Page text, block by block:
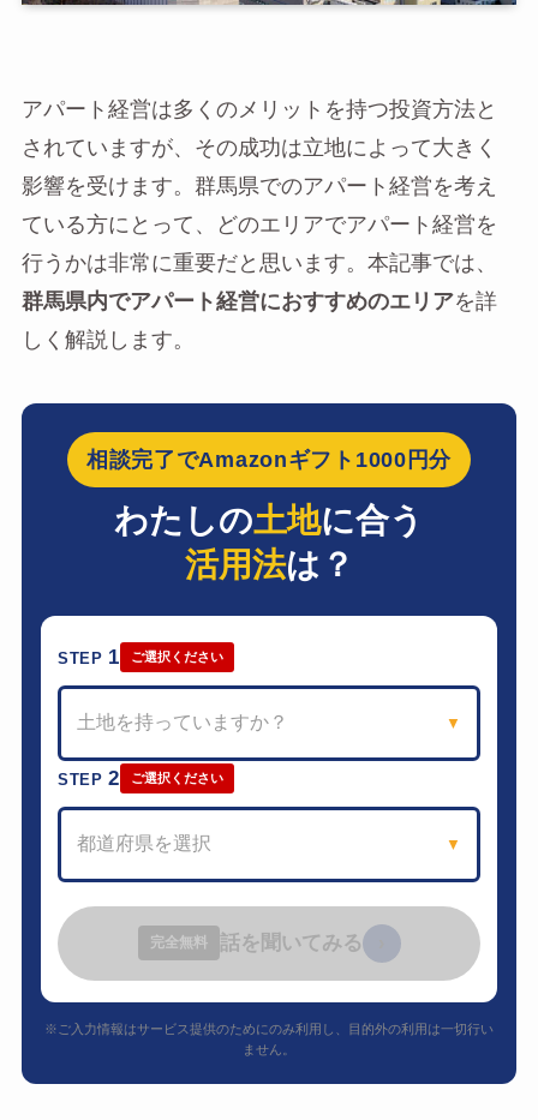
アパート経営は多くのメリットを持つ投資方法と
されていますが、その成功は立地によって大きく
影響を受けます。群馬県でのアパート経営を考え
ている方にとって、どのエリアでアパート経営を
行うかは非常に重要だと思います。本記事では、
群馬県内でアパート経営におすすめのエリアを詳
しく解説します。
相談完了でAmazonギフト1000円分
わたしの土地に合う
活用法は？
STEP 1 ご選択ください
土地を持っていますか？ ▼
STEP2 ご選択ください
都道府県を選択 ▼
完全無料 話を聞いてみる
※ご入力情報はサービス提供のためにのみ利用し、目的外の利用は一切行い
ません。